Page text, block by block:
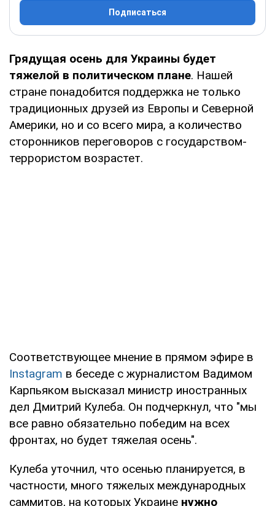
Подписаться
Грядущая осень для Украины будет
тяжелой в политическом плане. Нашей
стране понадобится поддержка не только
традиционных друзей из Европы и Северной
Америки, но и со всего мира, а количество
сторонников переговоров с государством-
террористом возрастет.
Соответствующее мнение в прямом эфире в
Instagram в беседе с журналистом Вадимом
Карпьяком высказал министр иностранных
дел Дмитрий Кулеба. Он подчеркнул, что "мы
все равно обязательно победим на всех
фронтах, но будет тяжелая осень".
Кулеба уточнил, что осенью планируется, в
частности, много тяжелых международных
саммитов, на которых Украине нужно